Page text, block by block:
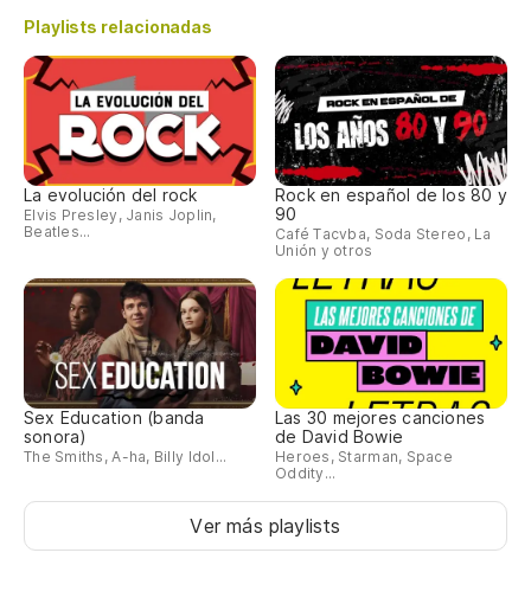
Playlists relacionadas
La evolución del rock
Elvis Presley, Janis Joplin,
Beatles...
Rock en español de los 80 y
90
Café Tacvba, Soda Stereo, La
Unión y otros
Sex Education (banda
sonora)
The Smiths, A-ha, Billy Idol...
Las 30 mejores canciones
de David Bowie
Heroes, Starman, Space
Oddity...
Ver más playlists